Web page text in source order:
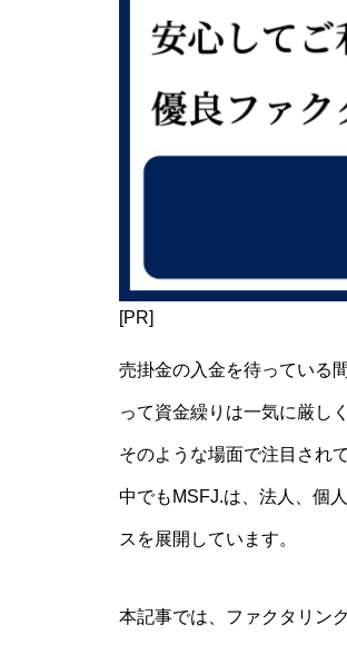
[PR]
売掛金の入金を待っている
って資金繰りは一気に厳し
そのような場面で注目され
中でもMSFJ.は、法人、個
スを展開しています。
本記事では、ファクタリン